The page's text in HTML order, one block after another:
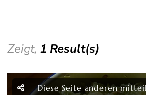
Zeigt, 1 Result(s)
Diese Seite anderen